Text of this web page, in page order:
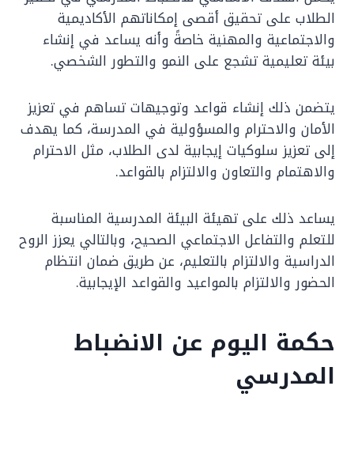
الطلاب على تحقيق أقصى إمكاناتهم الأكاديمية
والاجتماعية والمهنية خاصةً وأنه يساعد في إنشاء
بيئة تعليمية تشجع على النمو والتطور الشخصي.
يتضمن ذلك إنشاء قواعد وتوجيهات تساهم في تعزيز
الأمان والاحترام والمسؤولية في المدرسة، كما يهدف
إلى تعزيز سلوكيات إيجابية لدى الطلاب، مثل الاحترام
والاهتمام والتعاون والالتزام بالقواعد.
يساعد ذلك على تهيئة البيئة المدرسية المناسبة
للتعلم والتفاعل الاجتماعي الصحيح، وبالتالي يعزز الروح
الدراسية والالتزام بالتعليم، عن طريق ضمان انتظام
الحضور والالتزام بالمواعيد والقواعد الإيجابية.
حكمة اليوم عن الانضباط
المدرسي